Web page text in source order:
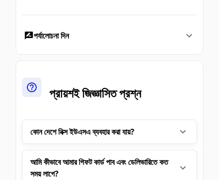
পর্যালোচনা দিন
প্রায়শই জিজ্ঞাসিত প্রশ্ন
কোন দেশে নিক্স ইউএসএ ব্যবহার করা যায়?
আমি কীভাবে আমার গিফট কার্ড পাব এবং ডেলিভারিতে কত
সময় লাগে?